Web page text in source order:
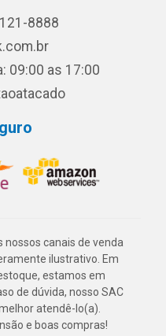
8888
09:00 as 17:00
nossos canais de venda
ilustrativo. Em
estamos em
de dúvida, nosso SAC
atendê-lo(a).
e boas compras!